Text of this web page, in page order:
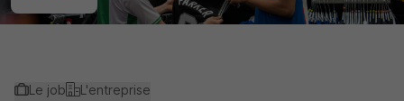
Le job L'entreprise